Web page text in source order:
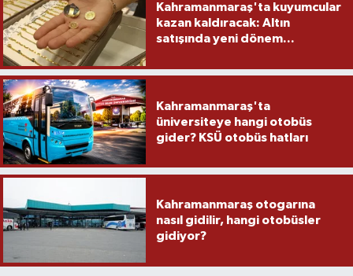
Kahramanmaraş'ta kuyumcular
kazan kaldıracak: Altın
satışında yeni dönem...
Kahramanmaraş'ta
üniversiteye hangi otobüs
gider? KSÜ otobüs hatları
Kahramanmaraş otogarına
nasıl gidilir, hangi otobüsler
gidiyor?